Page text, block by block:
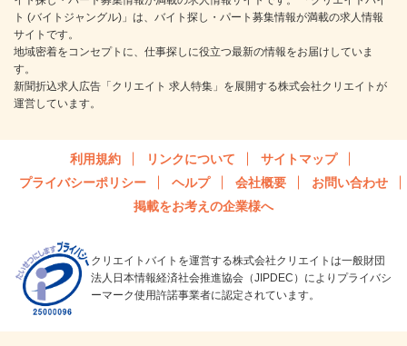
ト (バイトジャングル)」は、バイト探し・パート募集情報が満載の求人情報
サイトです。
地域密着をコンセプトに、仕事探しに役立つ最新の情報をお届けしていま
す。
新聞折込求人広告「クリエイト 求人特集」を展開する株式会社クリエイトが
運営しています。
利用規約 リンクについて
サイトマップ
プライバシーポリシー
ヘルプ 会社概要
お問い合わせ
掲載をお考えの企業様へ
クリエイトバイトを運営する株式会社クリエイトは一般財団
法人日本情報経済社会推進協会（JIPDEC）によりプライバシ
ーマーク使用許諾事業者に認定されています。